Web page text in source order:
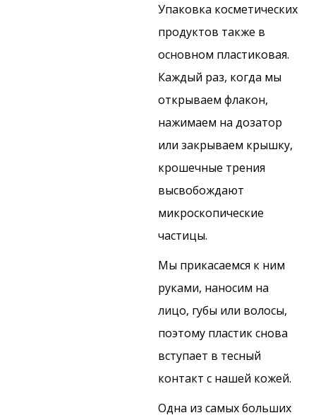
Упаковка косметических
продуктов также в
основном пластиковая.
Каждый раз, когда мы
открываем флакон,
нажимаем на дозатор
или закрываем крышку,
крошечные трения
высвобождают
микроскопические
частицы.
Мы прикасаемся к ним
руками, наносим на
лицо, губы или волосы,
поэтому пластик снова
вступает в тесный
контакт с нашей кожей.
Одна из самых больших